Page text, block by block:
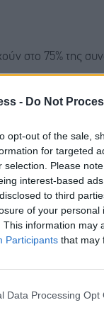
- Do Not
opt-out of the sale,
for targeted
selection. Please
interest-based
to third
of your personal
This information may
Participants that may
Data Processing Opt
στο 75% της
χρέος με
της χρονιάς